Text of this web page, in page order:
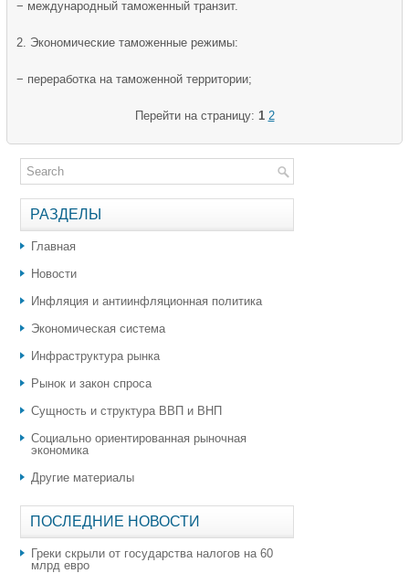
− международный таможенный транзит.
2. Экономические таможенные режимы:
− переработка на таможенной территории;
Перейти на страницу: 1 2
РАЗДЕЛЫ
Главная
Новости
Инфляция и антиинфляционная политика
Экономическая система
Инфраструктура рынка
Рынок и закон спроса
Сущность и структура ВВП и ВНП
Социально ориентированная рыночная
экономика
Другие материалы
ПОСЛЕДНИЕ НОВОСТИ
Греки скрыли от государства налогов на 60
млрд евро